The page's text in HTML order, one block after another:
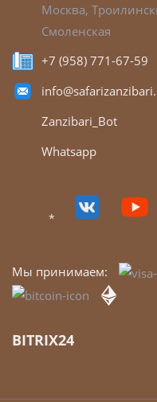
Москва,
Смоленская
+7 (958) 771-67-59
Zanzibari_Bot
Whatsapp
*
Мы принимаем:
BITRIX24